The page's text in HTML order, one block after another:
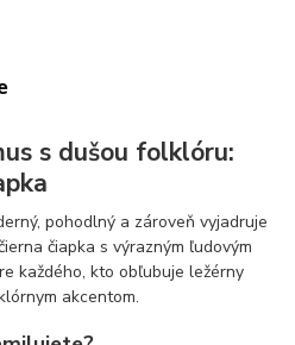
s dušou folklóru:
pohodlný a zároveň vyjadruje
čiapka s výrazným ľudovým
každého, kto obľubuje ležérny
akcentom.